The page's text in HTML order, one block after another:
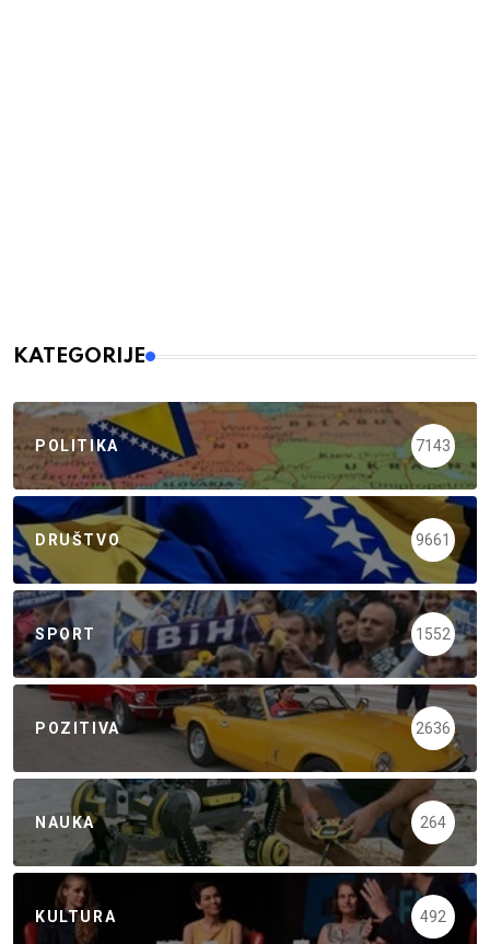
KATEGORIJE
POLITIKA 7143
DRUŠTVO 9661
SPORT 1552
POZITIVA 2636
NAUKA 264
KULTURA 492